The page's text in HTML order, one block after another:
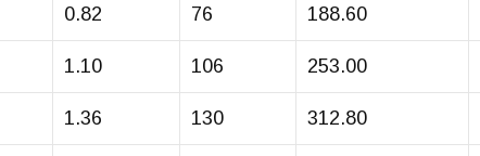
0.82 76 188.60
1.10 106 253.00
1.36 130 312.80